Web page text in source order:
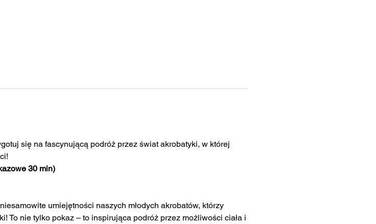
się na fascynującą podróż przez świat akrobatyki, w której
30 min)
umiejętności naszych młodych akrobatów, którzy
To nie tylko pokaz – to inspirująca podróż przez możliwości ciała i